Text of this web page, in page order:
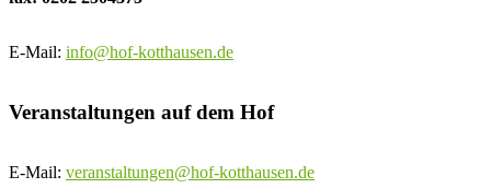
E-Mail: info@hof-kotthausen.de
Veranstaltungen auf dem Hof
E-Mail: veranstaltungen@hof-kotthausen.de